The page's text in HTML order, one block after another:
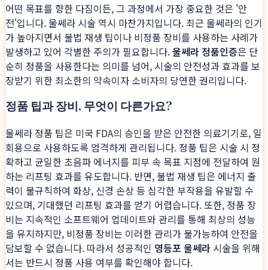
어떤 목표를 향한 다짐이든, 그 과정에서 가장 중요한 것은 '안
전'입니다. 울쎄라 시술 역시 마찬가지입니다. 최근 울쎄라의 인기
가 높아지면서 불법 재생 팁이나 비정품 장비를 사용하는 사례가
발생하고 있어 각별한 주의가 필요합니다.울쎄라 정품인증은 단
순히 정품을 사용한다는 의미를 넘어, 시술의 안전성과 효과를 보
장받기 위한 최소한의 약속이자 소비자의 당연한 권리입니다.
정품 팁과 장비, 무엇이 다른가요?
울쎄라 정품 팁은 미국 FDA의 승인을 받은 안전한 의료기기로, 일
회용으로 사용하도록 엄격하게 관리됩니다. 정품 팁은 시술 시 정
확하고 균일한 초음파 에너지를 피부 속 목표 지점에 전달하여 원
하는 리프팅 효과를 유도합니다. 반면, 불법 재생 팁은 에너지 출
력이 불규칙하여 화상, 신경 손상 등 심각한 부작용을 유발할 수
있으며, 기대했던 리프팅 효과를 얻기 어렵습니다. 또한, 정품 장
비는 지속적인 소프트웨어 업데이트와 관리를 통해 최상의 성능
을 유지하지만, 비정품 장비는 이러한 관리가 불가능하여 안전을
담보할 수 없습니다. 따라서 성공적인 영등포 울쎄라 시술을 위해
서는 반드시 정품 사용 여부를 확인해야 합니다.